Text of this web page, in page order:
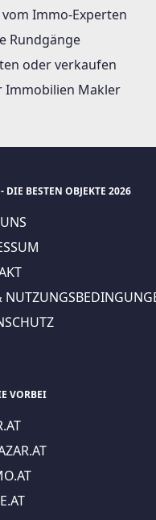
Immo-Experten
Rundgänge
oder verkaufen
Immobilien Makler
DIE BESTEN OBJEKTE 2026
VORBEI